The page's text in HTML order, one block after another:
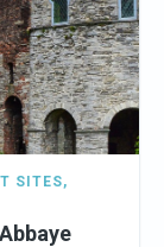
SITES,